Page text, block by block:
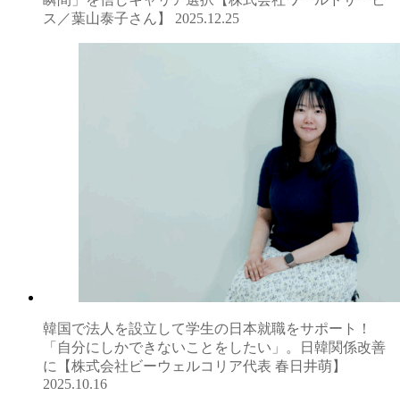
ス／葉山泰子さん】 2025.12.25
韓国で法人を設立して学生の日本就職をサポート！
「自分にしかできないことをしたい」。日韓関係改善
に【株式会社ビーウェルコリア代表 春日井萌】
2025.10.16